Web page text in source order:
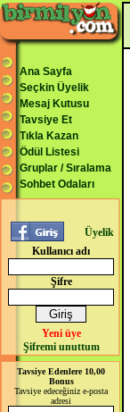
Ana Sayfa
Seçkin Üyelik
Mesaj Kutusu
Tavsiye Et
Tıkla Kazan
Ödül Listesi
Gruplar / Sıralama
Sohbet Odaları
Üyelik
Kullanıcı adı
Şifre
Yeni üye
Şifremi unuttum
Tavsiye Edenlere 10,00
Bonus
Tavsiye edeceğiniz e-posta
adresi